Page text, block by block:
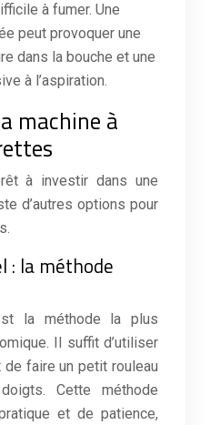
à fumer. Une
peut provoquer une
dans la bouche et une
à l’aspiration.
machine à
à investir dans une
d’autres options pour
: la méthode
la méthode la plus
Il suffit d’utiliser
faire un petit rouleau
Cette méthode
et de patience,